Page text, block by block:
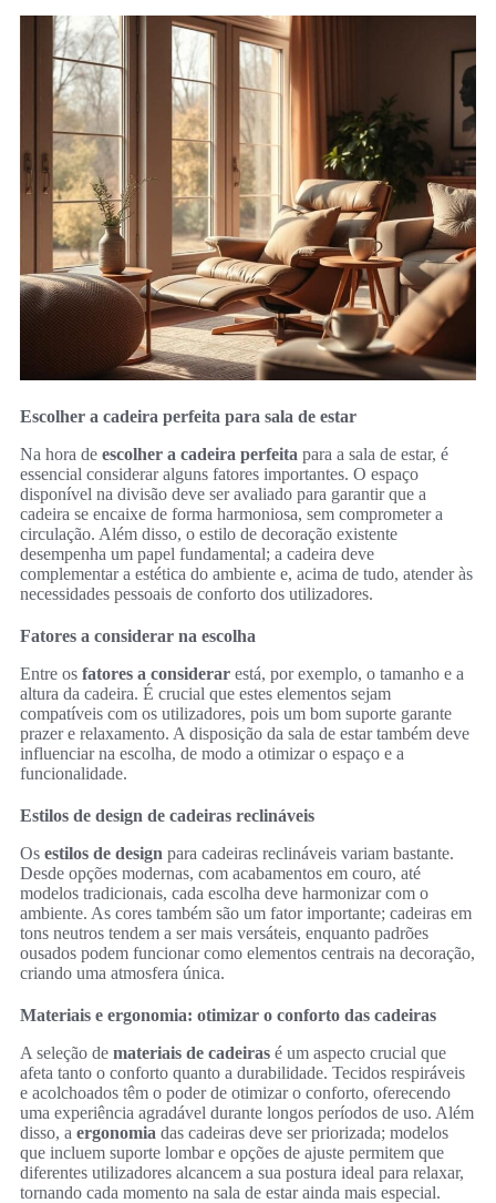
Escolher a cadeira perfeita para sala de estar
Na hora de escolher a cadeira perfeita para a sala de estar, é
essencial considerar alguns fatores importantes. O espaço
disponível na divisão deve ser avaliado para garantir que a
cadeira se encaixe de forma harmoniosa, sem comprometer a
circulação. Além disso, o estilo de decoração existente
desempenha um papel fundamental; a cadeira deve
complementar a estética do ambiente e, acima de tudo, atender às
necessidades pessoais de conforto dos utilizadores.
Fatores a considerar na escolha
Entre os fatores a considerar está, por exemplo, o tamanho e a
altura da cadeira. É crucial que estes elementos sejam
compatíveis com os utilizadores, pois um bom suporte garante
prazer e relaxamento. A disposição da sala de estar também deve
influenciar na escolha, de modo a otimizar o espaço e a
funcionalidade.
Estilos de design de cadeiras reclináveis
Os estilos de design para cadeiras reclináveis variam bastante.
Desde opções modernas, com acabamentos em couro, até
modelos tradicionais, cada escolha deve harmonizar com o
ambiente. As cores também são um fator importante; cadeiras em
tons neutros tendem a ser mais versáteis, enquanto padrões
ousados podem funcionar como elementos centrais na decoração,
criando uma atmosfera única.
Materiais e ergonomia: otimizar o conforto das cadeiras
A seleção de materiais de cadeiras é um aspecto crucial que
afeta tanto o conforto quanto a durabilidade. Tecidos respiráveis
e acolchoados têm o poder de otimizar o conforto, oferecendo
uma experiência agradável durante longos períodos de uso. Além
disso, a ergonomia das cadeiras deve ser priorizada; modelos
que incluem suporte lombar e opções de ajuste permitem que
diferentes utilizadores alcancem a sua postura ideal para relaxar,
tornando cada momento na sala de estar ainda mais especial.